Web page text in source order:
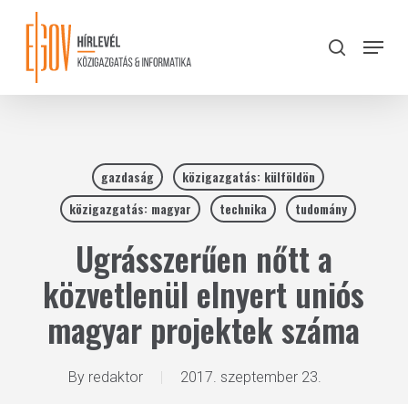
content
search
Menu
gazdaság
közigazgatás: külföldön
közigazgatás: magyar
technika tudomány
Ugrásszerűen nőtt a
közvetlenül elnyert uniós
magyar projektek száma
By redaktor 2017. szeptember 23.
Close